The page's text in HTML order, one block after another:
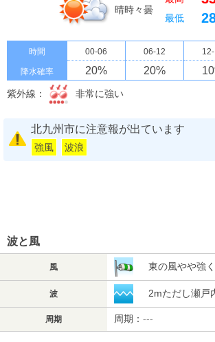
晴時々曇
最低
時間 00-06 06-12
降水確率 20% 20% 10
紫外線： 非常に強い
北九州市に注意報が出ています
強風 波浪
波と風
風 東の風やや
波 2mただし瀬戸
周期 周期： ---